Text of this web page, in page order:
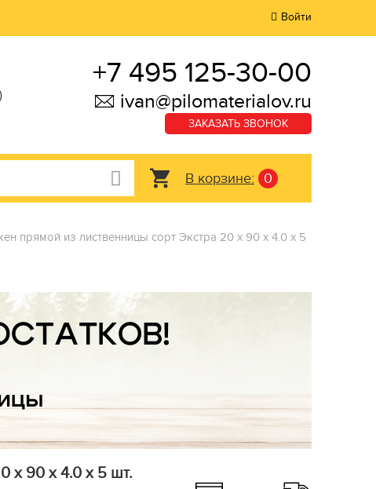
Войти
+7 495 125-30-00
ivan@pilomaterialov.ru
ЗАКАЗАТЬ ЗВОНОК
В корзине: 0
прямой из лиственницы сорт Экстра 20 x 90 x 4.0 x 5
x 90 x 4.0 x 5 шт.